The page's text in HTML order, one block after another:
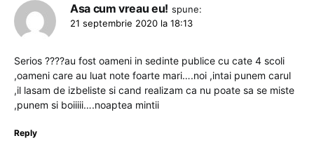
Asa cum vreau eu! spune:
21 septembrie 2020 la 18:13
Serios ????au fost oameni in sedinte publice cu cate 4 scoli
,oameni care au luat note foarte mari….noi ,intai punem carul
,il lasam de izbeliste si cand realizam ca nu poate sa se miste
,punem si boiiiii….noaptea mintii
Reply